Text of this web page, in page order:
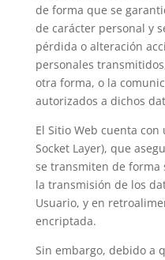
de forma que se
de carácter personal y
pérdida o alteración
personales
otra forma, o la
autorizados a dichos
El Sitio Web cuenta con
Socket Layer), que
se transmiten de forma
la transmisión de los
Usuario, y en
encriptada.
Sin embargo, debido a